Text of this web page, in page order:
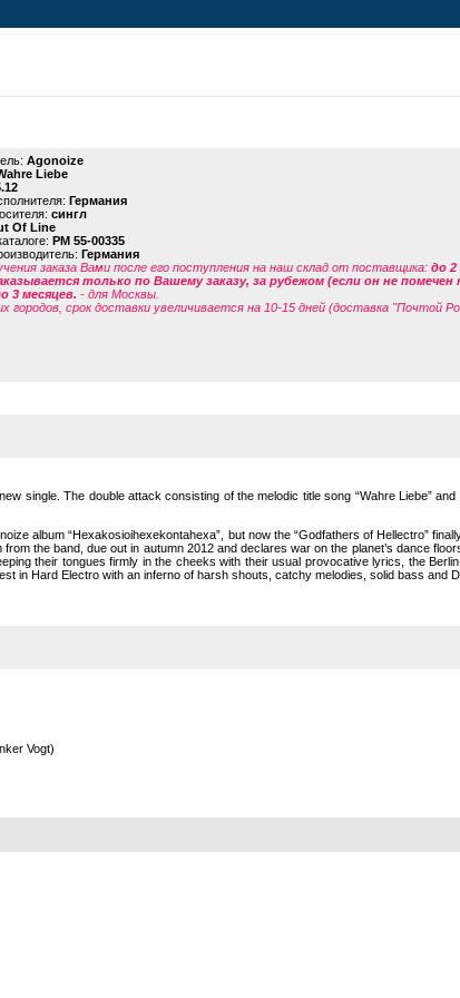
Agonoize
Liebe
Германия
сингл
Of Line
PM 55-00335
Германия
заказа Вами после его поступления на наш склад от поставщика: до 2
только по Вашему заказу, за рубежом (если он не
3 месяцев. - для Москвы.
городов, срок доставки увеличивается на 10-15 дней (доставка "Почтой
single. The double attack consisting of the melodic title song “Wahre Liebe”
album “Hexakosioihexekontahexa”, but now the “Godfathers of Hellectro”
the band, due out in autumn 2012 and declares war on the planet’s dance
their tongues firmly in the cheeks with their usual provocative lyrics, the
in Hard Electro with an inferno of harsh shouts, catchy melodies, solid bass and
Vogt)